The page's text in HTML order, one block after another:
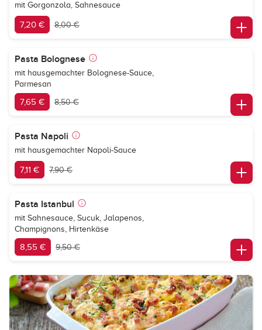
mit Gorgonzola, Sahnesauce
7,20 € 8,00 €
Pasta Bolognese
mit hausgemachter Bolognese-Sauce,
Parmesan
7,65 € 8,50 €
Pasta Napoli
mit hausgemachter Napoli-Sauce
7,11 € 7,90 €
Pasta Istanbul
mit Sahnesauce, Sucuk, Jalapenos,
Champignons, Hirtenkäse
8,55 € 9,50 €